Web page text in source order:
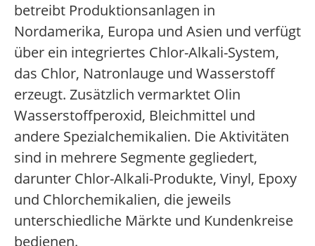
betreibt Produktionsanlagen in
Nordamerika, Europa und Asien und verfügt
über ein integriertes Chlor-Alkali-System,
das Chlor, Natronlauge und Wasserstoff
erzeugt. Zusätzlich vermarktet Olin
Wasserstoffperoxid, Bleichmittel und
andere Spezialchemikalien. Die Aktivitäten
sind in mehrere Segmente gegliedert,
darunter Chlor-Alkali-Produkte, Vinyl, Epoxy
und Chlorchemikalien, die jeweils
unterschiedliche Märkte und Kundenkreise
bedienen.